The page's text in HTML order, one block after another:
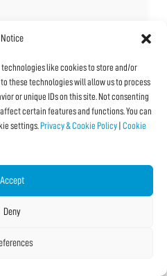
Notice
technologies like cookies to store and/or
these technologies will allow us to process
or unique IDs on this site. Not consenting
certain features and functions. You can
settings. Privacy & Cookie Policy Cookie
Accept
Deny
Multiple
and Dates